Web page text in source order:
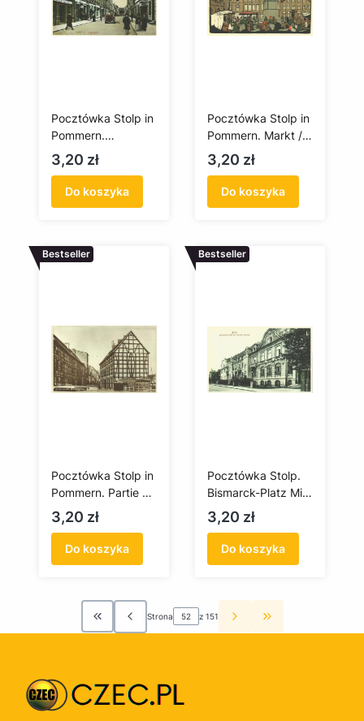
Pocztówka Stolp in
Pommern.
Langestrasse /
Słupsk na Pomorzu
Cena
3,20 zł
Do koszyka
Pocztówka Stolp in
Pommern. Markt /
Słupsk na Pomorzu.
Rynek
Cena
3,20 zł
Do koszyka
Bestseller
Pocztówka Stolp in
Pommern. Partie an
der Mühlenbrücke /
Słupsk na Pomorzu.
Fragment miasta
przy moście na
Cena
3,20 zł
Do koszyka
Bestseller
Pocztówka Stolp.
Bismarck-Platz Mit
Handelskammer
Cena
3,20 zł
Do koszyka
Wróć do pierwszej strony z produktami
Strona z 151 Przejdź do